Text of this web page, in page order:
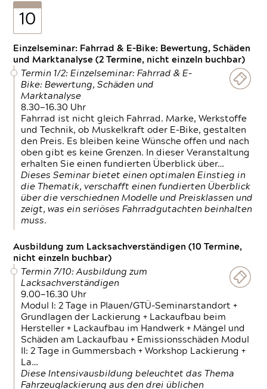
10
Einzelseminar: Fahrrad & E-Bike: Bewertung, Schäden
und Marktanalyse (2 Termine, nicht einzeln buchbar)
Termin 1/2: Einzelseminar: Fahrrad & E-
Bike: Bewertung, Schäden und
Marktanalyse
8.30—16.30 Uhr
Fahrrad ist nicht gleich Fahrrad. Marke, Werkstoffe
und Technik, ob Muskelkraft oder E-Bike, gestalten
den Preis. Es bleiben keine Wünsche offen und nach
oben gibt es keine Grenzen. In dieser Veranstaltung
erhalten Sie einen fundierten Überblick über…
Dieses Seminar bietet einen optimalen Einstieg in
die Thematik, verschafft einen fundierten Überblick
über die verschiednen Modelle und Preisklassen und
zeigt, was ein seriöses Fahrradgutachten beinhalten
muss.
Ausbildung zum Lacksachverständigen (10 Termine,
nicht einzeln buchbar)
Termin 7/10: Ausbildung zum
Lacksachverständigen
9.00—16.30 Uhr
Modul I: 2 Tage in Plauen/GTÜ-Seminarstandort +
Grundlagen der Lackierung + Lackaufbau beim
Hersteller + Lackaufbau im Handwerk + Mängel und
Schäden am Lackaufbau + Emissionsschäden Modul
II: 2 Tage in Gummersbach + Workshop Lackierung +
La…
Diese Intensivausbildung beleuchtet das Thema
Fahrzeuglackierung aus den drei üblichen